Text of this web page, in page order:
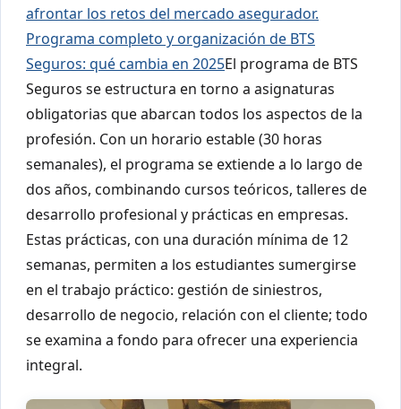
afrontar los retos del mercado asegurador.
Programa completo y organización de BTS
Seguros: qué cambia en 2025El programa de BTS
Seguros se estructura en torno a asignaturas
obligatorias que abarcan todos los aspectos de la
profesión. Con un horario estable (30 horas
semanales), el programa se extiende a lo largo de
dos años, combinando cursos teóricos, talleres de
desarrollo profesional y prácticas en empresas.
Estas prácticas, con una duración mínima de 12
semanas, permiten a los estudiantes sumergirse
en el trabajo práctico: gestión de siniestros,
desarrollo de negocio, relación con el cliente; todo
se examina a fondo para ofrecer una experiencia
integral.